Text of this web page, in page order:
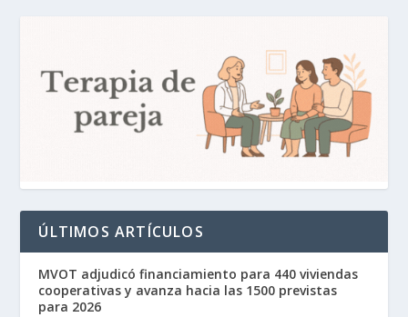
ÚLTIMOS ARTÍCULOS
MVOT adjudicó financiamiento para 440 viviendas
cooperativas y avanza hacia las 1500 previstas
para 2026